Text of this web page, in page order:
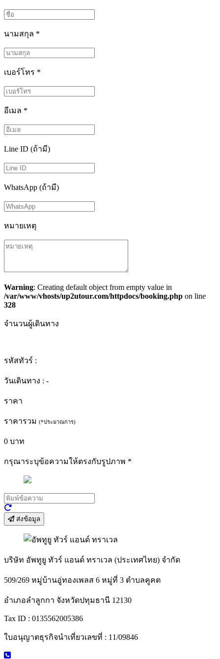
นามสกุล *
เบอร์โทร *
อีเมล *
Line ID (ถ้ามี)
WhatsApp (ถ้ามี)
หมายเหตุ
Warning: Creating default object from empty value in
/var/www/vhosts/up2utour.com/httpdocs/booking.php on line
328
จำนวนผู้เดินทาง
รหัสทัวร์ :
วันเดินทาง : -
ราคา
ราคารวม (*ประมาณการ)
0 บาท
กรุณาระบุข้อความให้ตรงกับรูปภาพ *
ส่งข้อมูล
บริษัท อัพทูยู ทัวร์ แอนด์ ทราเวล (ประเทศไทย) จำกัด
509/269 หมู่บ้านอู่ทองเพลส 6 หมู่ที่ 3 ตำบลคูคต
อำเภอลำลูกกา จังหวัดปทุมธานี 12130
Tax ID : 0135562005386
ใบอนุญาตธุรกิจนำเที่ยวเลขที่ : 11/09846